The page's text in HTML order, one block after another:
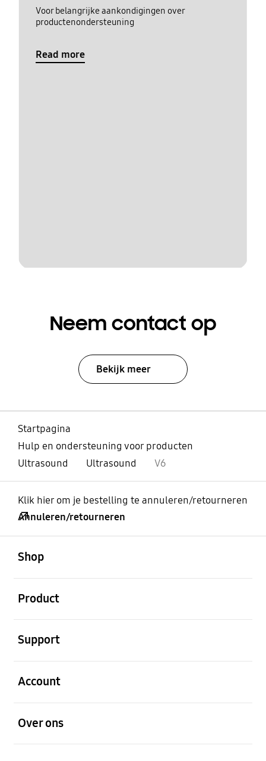
Voor belangrijke aankondigingen over
productenondersteuning
Read more
Neem contact op
Bekijk meer
Startpagina
Hulp en ondersteuning voor producten
Ultrasound
Ultrasound V6
Klik hier om je bestelling te annuleren/retourneren
Annuleren/retourneren
Shop
Product
Support
Account
Over ons